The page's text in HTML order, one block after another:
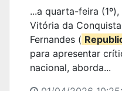
...a quarta-feira
Vitória da
Fernandes (
para apresentar
nacional, aborda...